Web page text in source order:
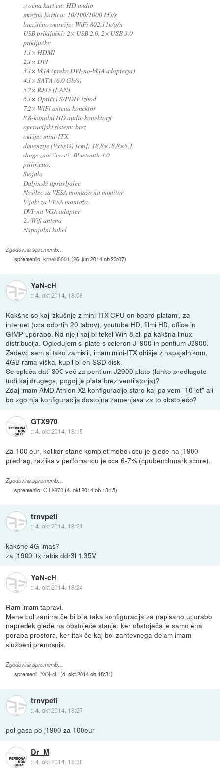
zvočna kartica: HD audio
mrežna kartica: 10/100/1000 Mb/s
brezžično omrežje: WiFi 802.11b/g/n
USB priključki: 2× USB 2.0, 2× USB 3.0
priključki:
1.1× HDMI
2.1× DVI
3.1× VGA (preko DVI-na-VGA adapterja)
4.1× SATA (6.0 Gb/s)
5.2× RJ45 (LAN)
6.1× Optični S/PDIF izhod
7.2× WiFi antena konektor
8.8-kanalni HD audio konektorji
operacijski sistem: brez
ohišje: mini-ITX
dimenzije (VxŠxG) [cm]: 18,8×18,8×5,1
druge značilnosti: Bluetooth 4.0
priloženo:
Stojalo
Daljinski upravljalec
Nosilec za VESA montažo na monitor
Vijaki za VESA montažo
DVI-na-VGA adapter
2x Wifi antena
Napajalni kabel
Zgodovina sprememb…
spremenilo:krneki0001 (26. jun 2014 ob 23:07)
YaN-cH
::4. okt 2014, 18:08
Kakšne so kaj izkušnje z mini-ITX CPU on board platami, za
internet (cca odprtih 20 tabov), youtube HD, filmi HD, office in
GIMP uporabo. Na njeji naj bi tekel Win 8 ali pa kakšna linux
distribucija. Ogledujem si plate s celeron J1900 in pentium J2900.
Zadevo sem si tako zamislil, imam mini-ITX ohišje z napajalnikom,
4GB rama viška, kupil bi en SSD disk.
Se splača dati 30€ več za pentium J2900 plato (lahko predlagate
tudi kaj drugega, pogoj je plata brez ventilatorja)?
Zdaj imam AMD Athlon X2 konfiguracijo staro kaj pa vem "10 let" ali
bo zgornja konfiguracija dostojna zamenjava za to obstoječo?
GTX970
::4. okt 2014, 18:15
Za 100 eur, kolikor stane komplet mobo+cpu je glede na j1900
predrag, razlika v perfomancu je cca 6-7% (cpubenchmark score).
Zgodovina sprememb…
spremenilo:GTX970(4. okt 2014 ob 18:15)
trnvpeti
::4. okt 2014, 18:21
kaksne 4G imas?
za j1900 itx rabis ddr3l 1.35V
YaN-cH
::4. okt 2014, 18:24
Ram imam tapravi.
Mene bol zanima če bi bila taka konfiguracija za napisano uporabo
napredek glede na obstoječe stanje, ker obstoječa je samo ena
poraba prostora, ker itak če kaj bol zahtevnega delam imam
službeni prenosnik.
Zgodovina sprememb…
spremenil:YaN-cH (4. okt 2014 ob 18:31)
trnvpeti
::4. okt 2014, 18:27
pol gasa po j1900 za 100eur
Dr_M
::4. okt 2014, 18:30